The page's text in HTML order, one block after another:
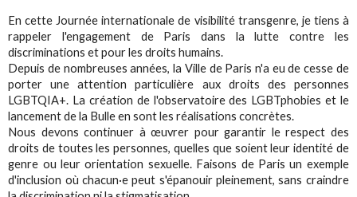
En cette Journée internationale de visibilité transgenre, je tiens à
rappeler l'engagement de Paris dans la lutte contre les
discriminations et pour les droits humains.
Depuis de nombreuses années, la Ville de Paris n'a eu de cesse de
porter une attention particulière aux droits des personnes
LGBTQIA+. La création de l'observatoire des LGBTphobies et le
lancement de la Bulle en sont les réalisations concrètes.
Nous devons continuer à œuvrer pour garantir le respect des
droits de toutes les personnes, quelles que soient leur identité de
genre ou leur orientation sexuelle. Faisons de Paris un exemple
d'inclusion où chacun·e peut s'épanouir pleinement, sans craindre